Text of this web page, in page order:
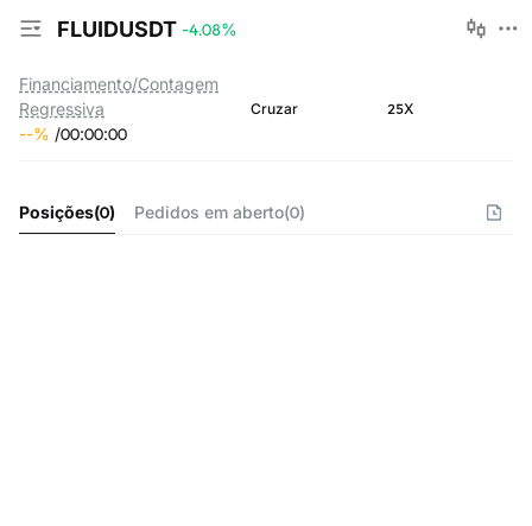
FLUIDUSDT -4.08%
Financiamento/Contagem
Regressiva
--% /00:00:00
Cruzar 25X
Posições(0) Pedidos em aberto(0)